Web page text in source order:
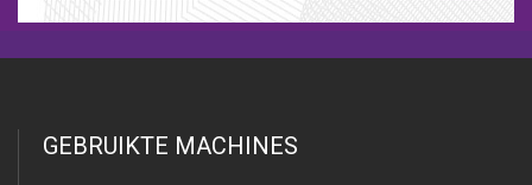
GEBRUIKTE MACHINES